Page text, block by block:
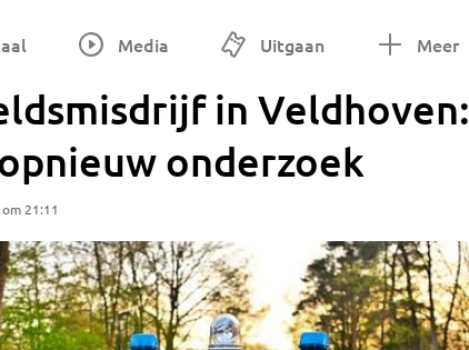
Media Uitgaan Meer
in Veldhoven:
onderzoek
21:11